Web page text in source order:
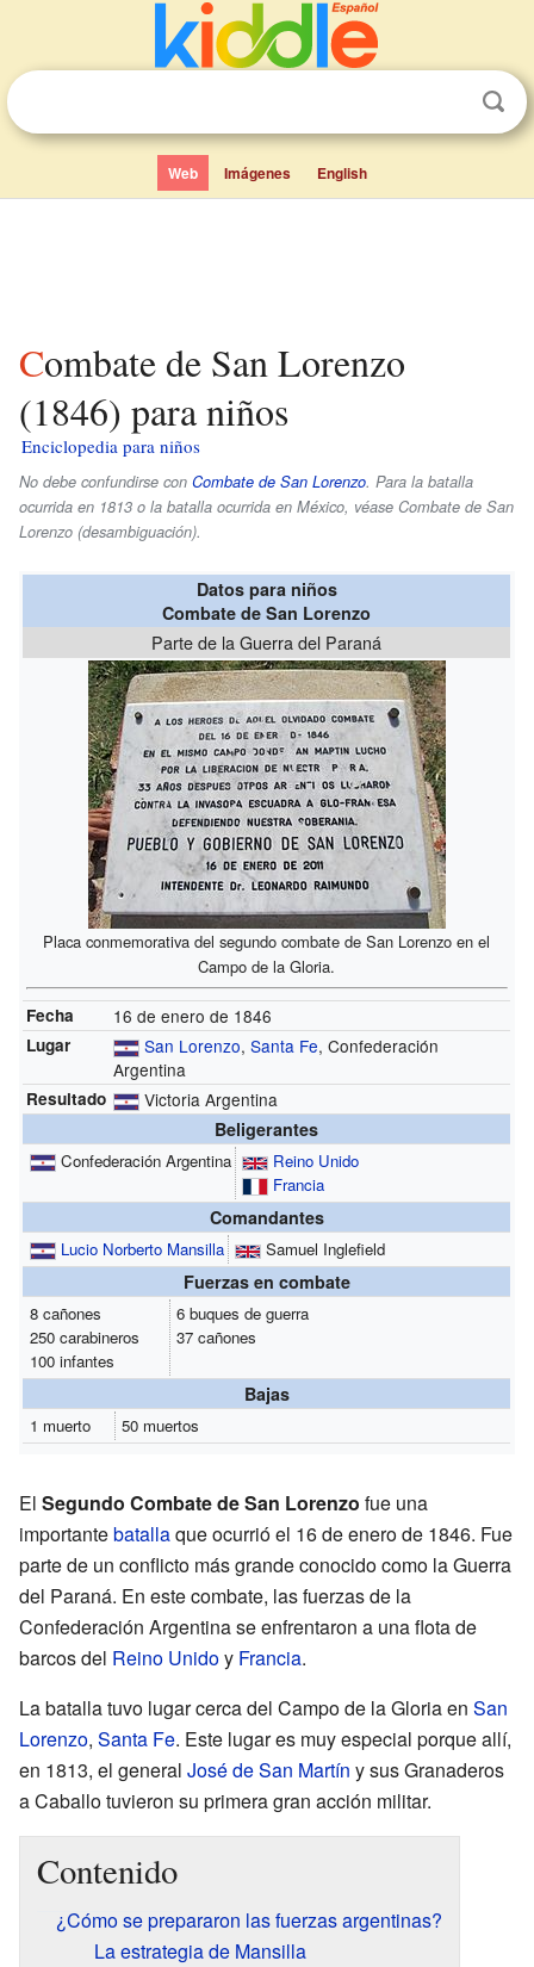
Web Imágenes English
Combate de San Lorenzo
(1846) para niños
Enciclopedia para niños
No debe confundirse con Combate de San Lorenzo. Para la batalla
ocurrida en 1813 o la batalla ocurrida en México, véase Combate de San
Lorenzo (desambiguación).
Datos para niños
Combate de San Lorenzo
Parte de la Guerra del Paraná
Placa conmemorativa del segundo combate de San Lorenzo en el
Campo de la Gloria.
Fecha 16 de enero de 1846
Lugar San Lorenzo,Santa Fe, Confederación
Argentina
Resultado
Victoria Argentina
Beligerantes
Confederación Argentina
Reino Unido
Francia
Comandantes
Lucio Norberto Mansilla Samuel Inglefield
Fuerzas en combate
8 cañones
250 carabineros
100 infantes
6 buques de guerra
37 cañones
Bajas
1 muerto 50 muertos
El Segundo Combate de San Lorenzo fue una
importantebatallaque ocurrió el 16 de enero de 1846. Fue
parte de un conflicto más grande conocido como la Guerra
del Paraná. En este combate, las fuerzas de la
Confederación Argentina se enfrentaron a una flota de
barcos del Reino Unidoy Francia.
La batalla tuvo lugar cerca del Campo de la Gloria en San
Lorenzo, Santa Fe. Este lugar es muy especial porque allí,
en 1813, el general José de San Martín y sus Granaderos
a Caballo tuvieron su primera gran acción militar.
Contenido
¿Cómo se prepararon las fuerzas argentinas?
La estrategia de Mansilla